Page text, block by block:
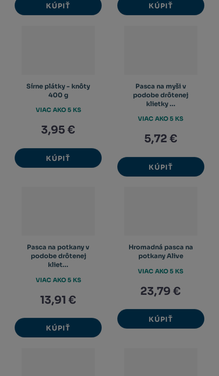
KÚPIŤ KÚPIŤ
Sírne plátky - knôty
400 g
3,95 €
KÚPIŤ
VIAC AKO 5 KS
Pasca na myši v
podobe drôtenej
klietky ...
5,72 €
KÚPIŤ
VIAC AKO 5 KS
Pasca na potkany v
podobe drôtenej
kliet...
13,91 €
KÚPIŤ
VIAC AKO 5 KS
Hromadná pasca na
potkany Alive
23,79 €
KÚPIŤ
VIAC AKO 5 KS